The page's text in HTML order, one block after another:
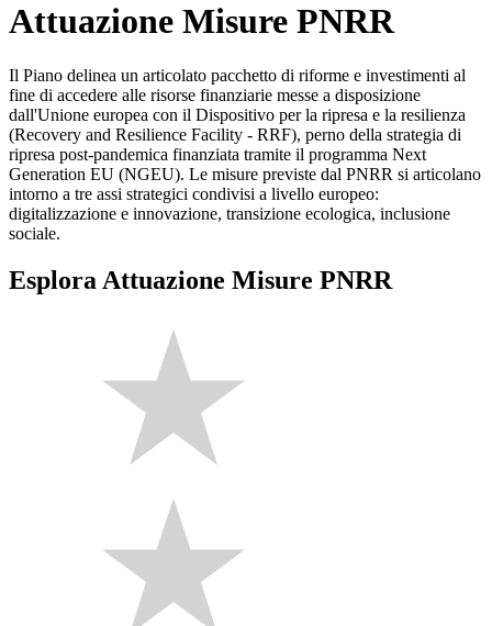
Attuazione Misure PNRR
Il Piano delinea un articolato pacchetto di riforme e investimenti al
fine di accedere alle risorse finanziarie messe a disposizione
dall'Unione europea con il Dispositivo per la ripresa e la resilienza
(Recovery and Resilience Facility - RRF), perno della strategia di
ripresa post-pandemica finanziata tramite il programma Next
Generation EU (NGEU). Le misure previste dal PNRR si articolano
intorno a tre assi strategici condivisi a livello europeo:
digitalizzazione e innovazione, transizione ecologica, inclusione
sociale.
Esplora Attuazione Misure PNRR